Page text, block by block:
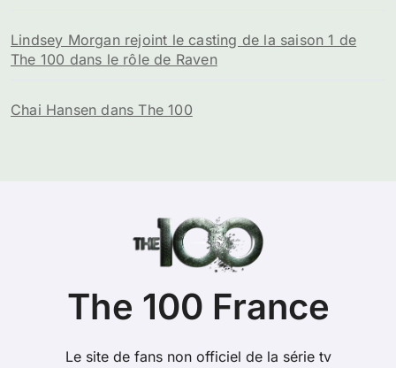
Lindsey Morgan rejoint le casting de la saison 1 de
The 100 dans le rôle de Raven
Chai Hansen dans The 100
The 100 France
Le site de fans non officiel de la série tv